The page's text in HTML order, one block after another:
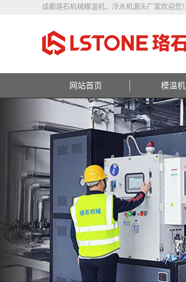
成都珞石机械模温机、冷水机源头厂家欢迎您！
网站首页 模温机